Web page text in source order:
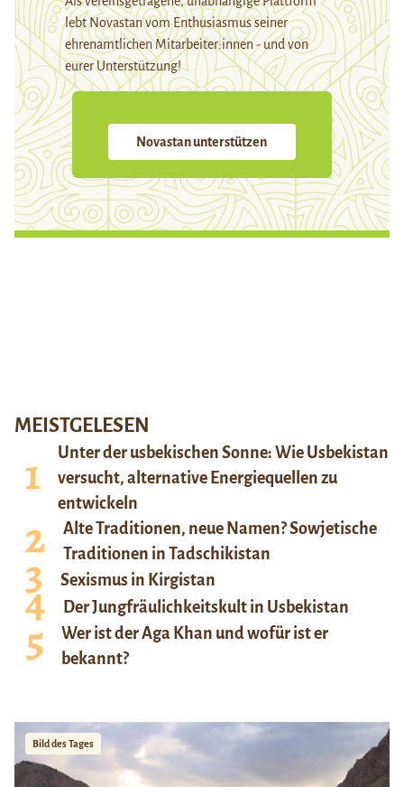
lebt Novastan vom Enthusiasmus seiner
ehrenamtlichen Mitarbeiter:innen - und von
eurer Unterstützung!
Novastan unterstützen
MEISTGELESEN
Unter der usbekischen Sonne: Wie Usbekistan
versucht, alternative Energiequellen zu
entwickeln
Alte Traditionen, neue Namen? Sowjetische
Traditionen in Tadschikistan
Sexismus in Kirgistan
Der Jungfräulichkeitskult in Usbekistan
Wer ist der Aga Khan und wofür ist er
bekannt?
Bild des Tages